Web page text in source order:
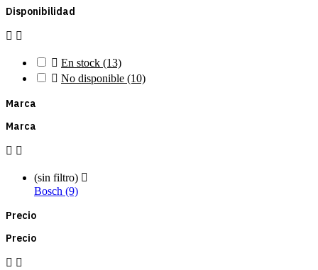
Disponibilidad
 
 En stock (13)
 No disponible (10)
Marca
Marca
 
(sin filtro) 
Bosch (9)
Precio
Precio
 